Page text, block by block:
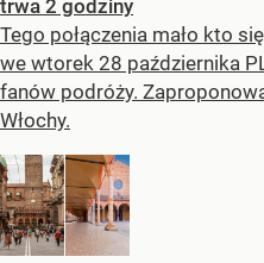
trwa 2 godziny
Tego połączenia mało kto
we wtorek 28 października
fanów podróży.
Włochy.